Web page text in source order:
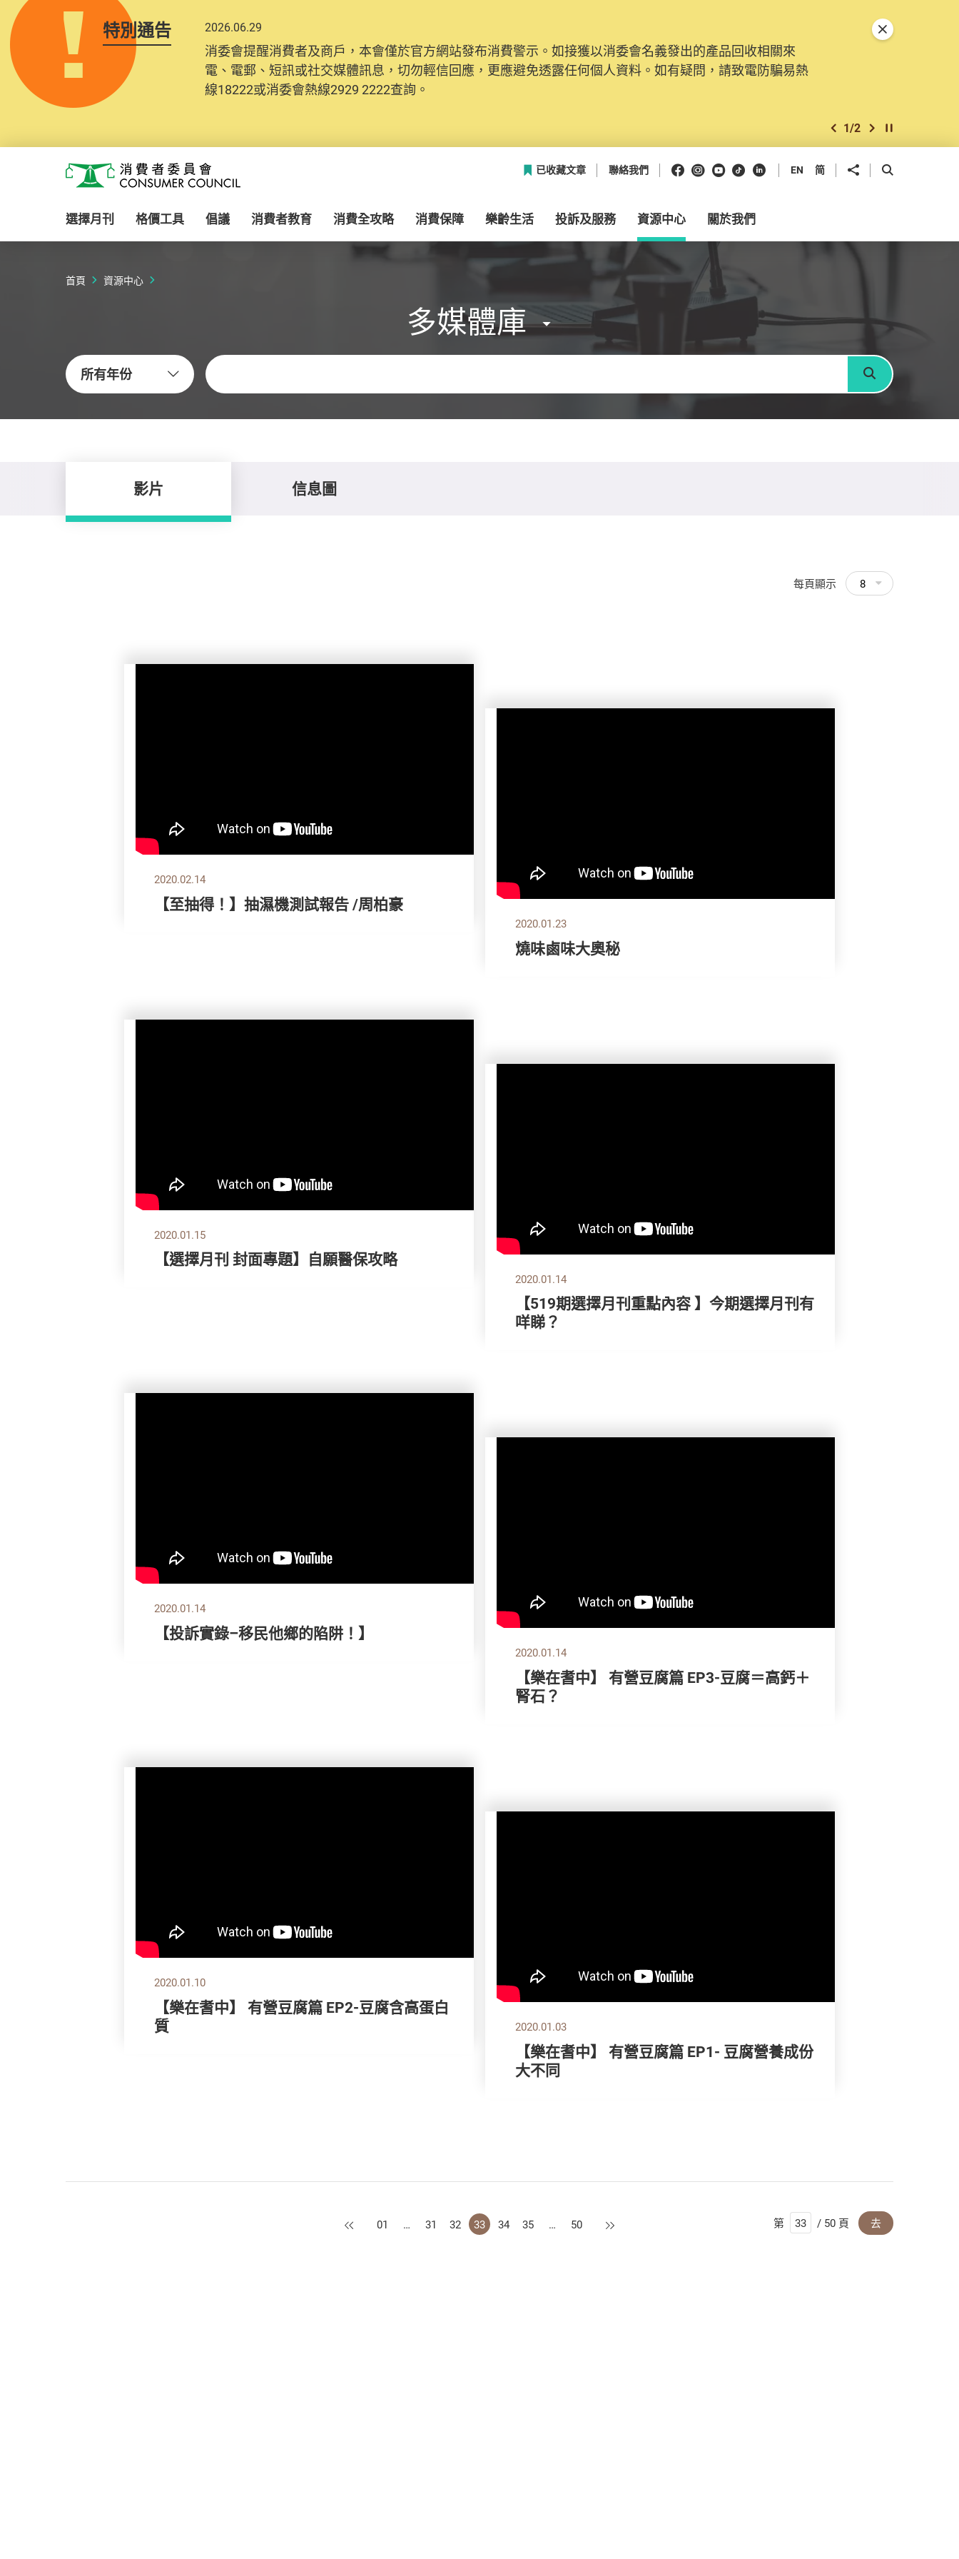
特別通告 2026.06.29
消委會提醒消費者及商戶，本會僅於官方網站發布消費警示。如接獲以消委會名義發出的產品回收相關來
電、電郵、短訊或社交媒體訊息，切勿輕信回應，更應避免透露任何個人資料。如有疑問，請致電防騙易熱
線18222或消委會熱線2929 2222查詢。
2025.10.31
為提升使用者體驗及網絡安全，本會的投訴處理系統已經進行升級及推出新功能。由2025年11月10日起，
消費者需要提供基本聯絡資料（包括姓名、電郵及電話）註冊帳戶，才可提交投訴、查詢及建議。所有提交
紀錄將清晰整合於帳戶中，方便日後作出跟進。
上一個
2/2 下一個開始/暫停幻燈
關閉特別通告
消費者委員會
已收藏文章 聯絡我們 Facebook
Instagram
Youtube
抖音領英 EN 简 分享到 開啟搜尋框
選擇月刊 格價工具 倡議 消費者教育 消費全攻略 消費保障 樂齡生活 投訴及服務 資源中心 關於我們
首頁 資源中心
多媒體庫
所有年份
關鍵字
搜尋
影片 信息圖
每頁顯示 8
2020.02.14
【至抽得！】抽濕機測試報告 /周柏豪
2020.01.23
燒味鹵味大奧秘
2020.01.15
【選擇月刊 封面專題】自願醫保攻略
2020.01.14
【519期選擇月刊重點內容 】今期選擇月刊有
咩睇？
2020.01.14
【投訴實錄–移民他鄉的陷阱！】
2020.01.14
【樂在耆中】 有營豆腐篇 EP3-豆腐＝高鈣＋
腎石？
2020.01.10
【樂在耆中】 有營豆腐篇 EP2-豆腐含高蛋白
質
2020.01.03
【樂在耆中】 有營豆腐篇 EP1- 豆腐營養成份
大不同
上一頁
01 … 31 32 33 34 35 … 50 下一頁 第 / 50 頁 去